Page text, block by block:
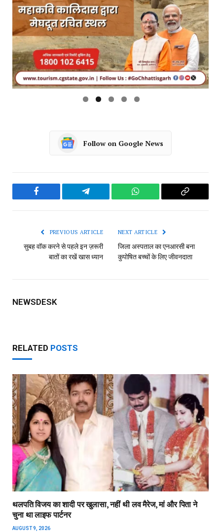
Follow on Google News
Facebook Telegram WhatsApp
Copy
PREVIOUS ARTICLE
सुबह वॉक करने से पहले इन ज़रूरी
बातों का रखें खास ध्यान
NEXT ARTICLE
जिला अस्पताल का एनआरसी बना
कुपोषित बच्चों के लिए जीवनदाता
NEWSDESK
RELATED POSTS
थलपति विजय का शादी पर खुलासा, नहीं थी लव मैरेज, मां और पिता ने
चुना था लाइफ पार्टनर
AUGUST 9, 2026